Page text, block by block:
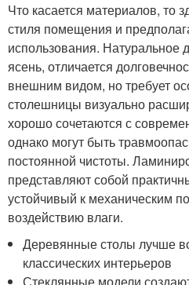
Что касается материалов, то
стиля помещения и
использования. Натуральное
ясень, отличается
внешним видом, но требует
столешницы визуально
хорошо сочетаются с
однако могут быть
постоянной чистоты.
представляют собой
устойчивый к механическим
воздействию влаги.
Деревянные столы лучше
классических интерьеров